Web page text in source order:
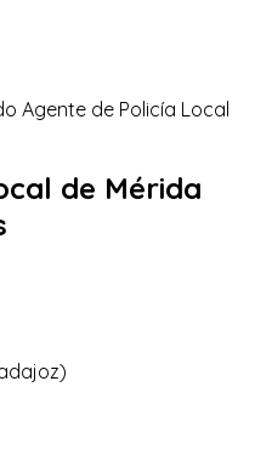
de Mérida